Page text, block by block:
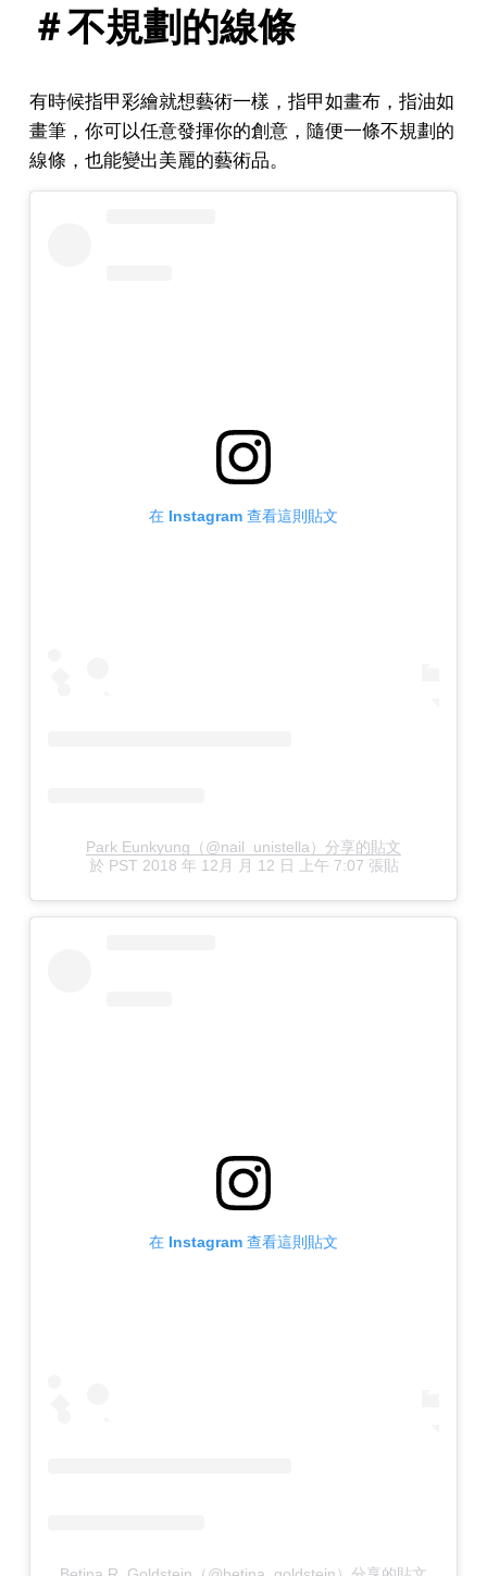
＃不規劃的線條
有時候指甲彩繪就想藝術一樣，指甲如畫布，指油如
畫筆，你可以任意發揮你的創意，隨便一條不規劃的
線條，也能變出美麗的藝術品。
在 Instagram 查看這則貼文
Park Eunkyung（@nail_unistella）分享的貼文
於 PST 2018 年 12月 月 12 日 上午 7:07 張貼
在 Instagram 查看這則貼文